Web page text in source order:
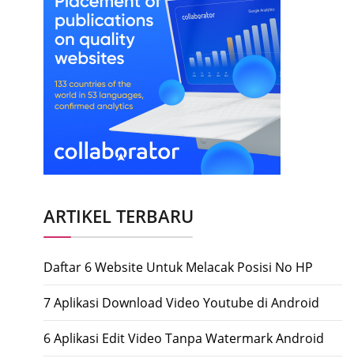
ARTIKEL TERBARU
Daftar 6 Website Untuk Melacak Posisi No HP
7 Aplikasi Download Video Youtube di Android
6 Aplikasi Edit Video Tanpa Watermark Android